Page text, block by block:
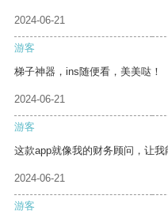
2024-06-21
游客
梯子神器，ins随便看，美美哒！
2024-06-21
游客
这款app就像我的财务顾问，让我
2024-06-21
游客